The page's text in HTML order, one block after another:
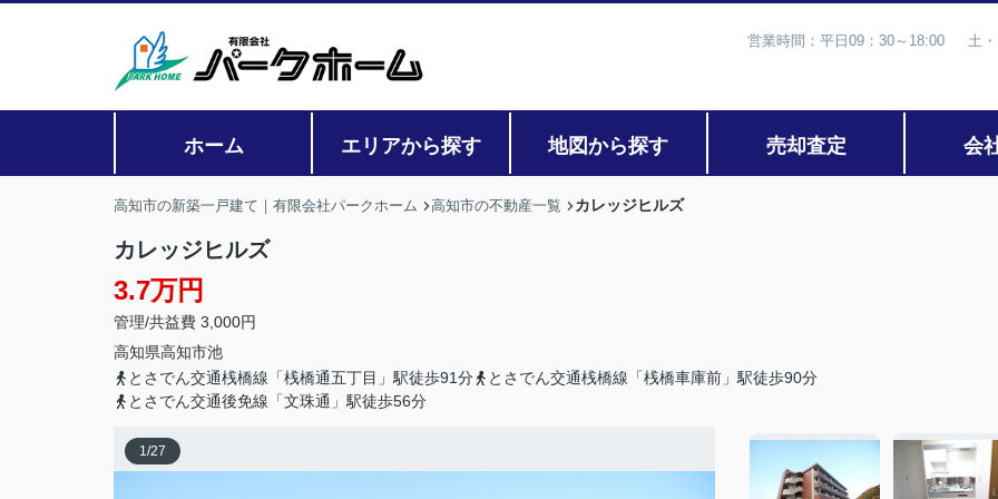
営業時間：平日09：30～18:00 土
ホーム エリアから探す 地図から探す 売却査定 会
高知市の新築一戸建て｜有限会社パークホーム 高知市の不動産一覧 カレッジヒルズ
カレッジヒルズ
3.7万円
管理/共益費 3,000円
高知県高知市池
とさでん交通桟橋線「桟橋通五丁目」駅徒歩91分
とさでん交通桟橋線「桟橋車庫前」駅徒歩90分
とさでん交通後免線「文珠通」駅徒歩56分
1/27